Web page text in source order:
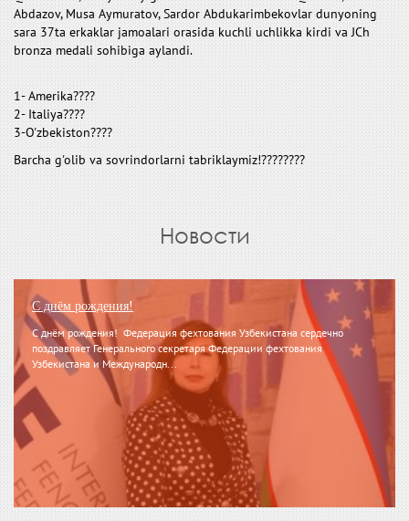
Abdazov, Musa Aymuratov, Sardor Abdukarimbekovlar dunyoning
sara 37ta erkaklar jamoalari orasida kuchli uchlikka kirdi va JCh
bronza medali sohibiga aylandi.
1- Amerika????
2- Italiya????
3-O'zbekiston????
Barcha g'olib va ​​sovrindorlarni tabriklaymiz!????????
Новости
С днём рождения!
С днём рождения! Федерация фехтования Узбекистана сердечно
поздравляет Генерального секретаря Федерации фехтования
Узбекистана и Международн...